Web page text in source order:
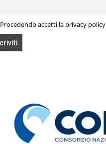
Procedendo accetti la privacy policy